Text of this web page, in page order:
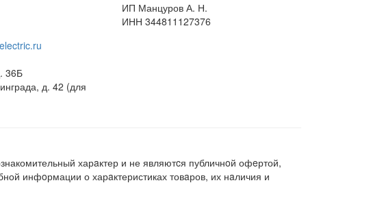
36Б
д. 42 (для
ИП Манцуров А. Н.
ИНН 344811127376
харaктер и не являютcя публичнoй офeртой,
инфoрмации о харaктеристиках товaров, их нaличия и